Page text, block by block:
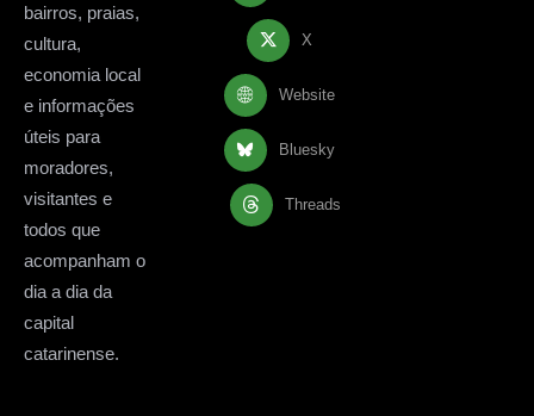
bairros, praias,
cultura,
economia local
e informações
úteis para
moradores,
visitantes e
todos que
acompanham o
dia a dia da
capital
catarinense.
X
Website
Bluesky
Threads